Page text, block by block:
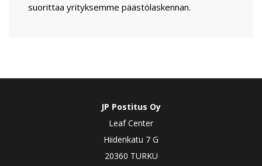
suorittaa yrityksemme päästölaskennan.
JP Postitus Oy
Leaf Center
Hiidenkatu 7 G
20360 TURKU